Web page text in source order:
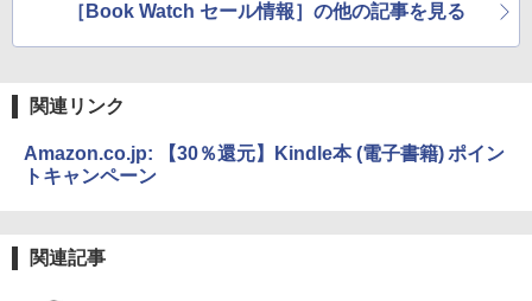
［Book Watch セール情報］の他の記事を見る
関連リンク
Amazon.co.jp: 【30％還元】Kindle本 (電子書籍) ポイン
トキャンペーン
関連記事